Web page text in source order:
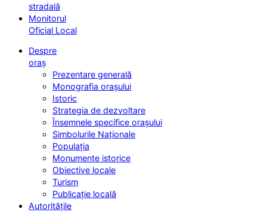
stradală
Monitorul
Oficial Local
Despre
oraș
Prezentare generală
Monografia orașului
Istoric
Strategia de dezvoltare
Însemnele specifice orașului
Simbolurile Naționale
Populația
Monumente istorice
Obiective locale
Turism
Publicație locală
Autoritățile